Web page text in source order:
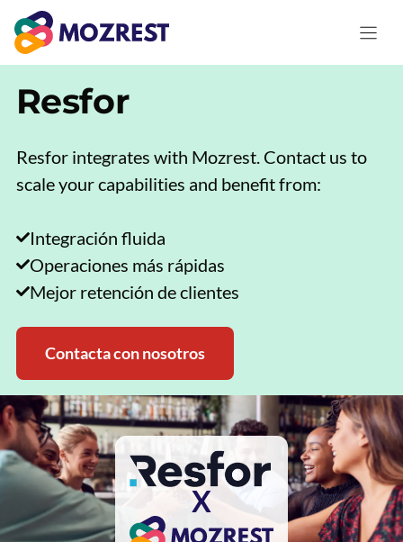
Saltar
contenido
Resfor
Resfor integrates with Mozrest. Contact us to
scale your capabilities and benefit from:
Integración fluida
Operaciones más rápidas
Mejor retención de clientes
Contacta con nosotros
X